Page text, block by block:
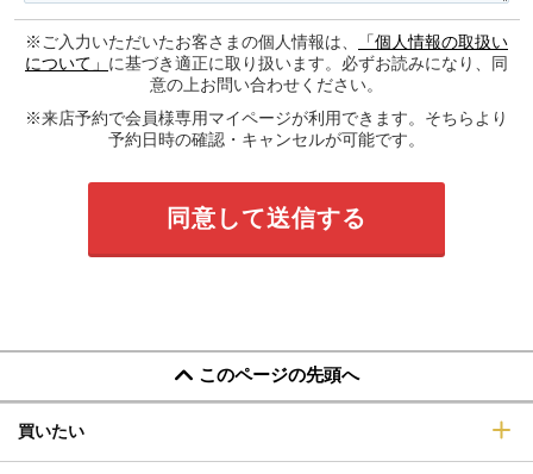
※ご入力いただいたお客さまの個人情報は、
「個人情報の取扱い
について」 に基づき適正に取り扱います。必ずお読みになり、同
意の上お問い合わせください。
※来店予約で会員様専用マイページが利用できます。そちらより
予約日時の確認・キャンセルが可能です。
このページの先頭へ
買いたい